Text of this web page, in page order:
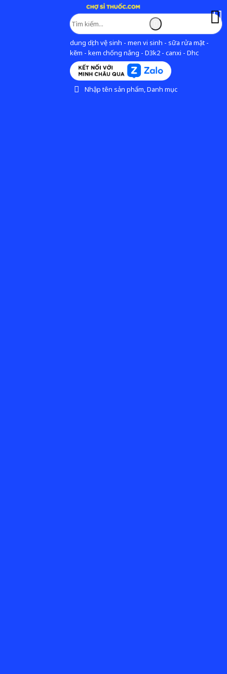
dung dịch vệ sinh - men vi sinh - sữa rửa mặt -
kẽm - kem chống nắng - D3k2 - canxi - Dhc
Nhập tên sản phẩm, Danh mục